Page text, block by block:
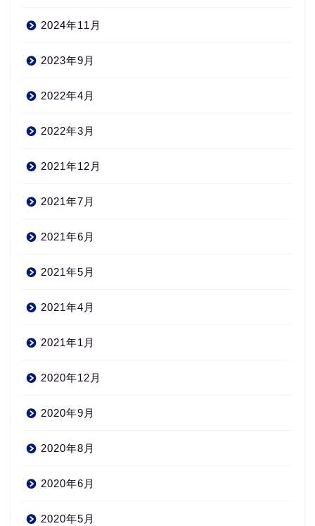
2024年11月
2023年9月
2022年4月
2022年3月
2021年12月
2021年7月
2021年6月
2021年5月
2021年4月
2021年1月
2020年12月
2020年9月
2020年8月
2020年6月
2020年5月